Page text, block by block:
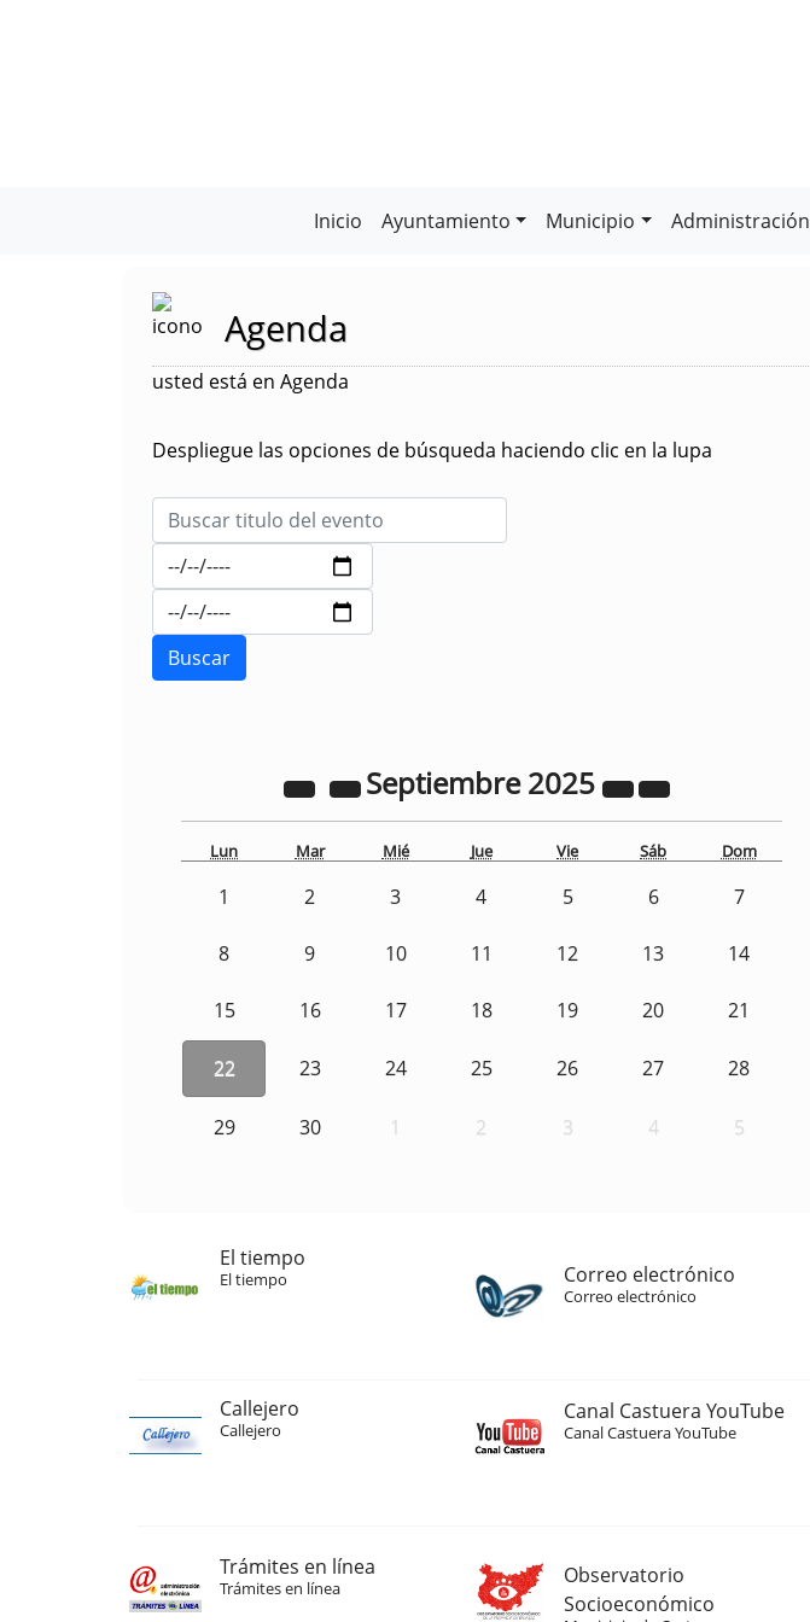
Inicio Ayuntamiento Municipio Administración
Agenda
usted está en Agenda
Despliegue las opciones de búsqueda haciendo clic en la lupa
Septiembre2025
Lun Mar Mié Jue Vie Sáb Dom
1 2 3 4 5 6 7
8 9 10 11 12 13 14
15 16 17 18 19 20 21
22 23 24 25 26 27 28
29 30 1 2 3 4 5
El tiempo
El tiempo Correo electrónico
Correo electrónico
Callejero
Callejero
Canal Castuera YouTube
Canal Castuera YouTube
Trámites en línea
Trámites en línea
Observatorio
Socioeconómico